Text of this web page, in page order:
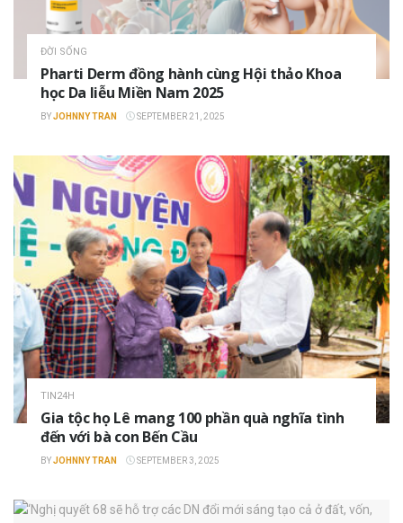
ĐỜI SỐNG
Pharti Derm đồng hành cùng Hội thảo Khoa
học Da liễu Miền Nam 2025
BYJOHNNY TRAN SEPTEMBER 21, 2025
TIN24H
Gia tộc họ Lê mang 100 phần quà nghĩa tình
đến với bà con Bến Cầu
BYJOHNNY TRAN SEPTEMBER 3, 2025